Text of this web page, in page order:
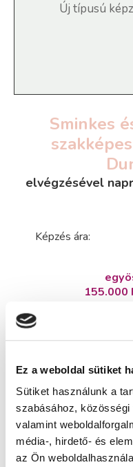
Ez a weboldal sütiket
Sütiket használunk a
szabásához,
valamint
média-, hirdető- és
az Ön
Új típusú
Sminkes
elvégzésével
Képzés ára:
Képzés típusa:
középfokú